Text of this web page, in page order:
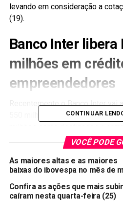
levando em consideração a
(19).
Banco Inter libera
milhões em
empreendedores
Recentemente oBancoInter vai
550 milhões para
antecipar recebíveis no cartão
milhões serão para linha de
médios varejistas que atuam nos
BRMalls( BRML3).
Você pode se interessar:Ações
CONTINUAR
VOCÊ PODE
As maiores altas e as maiores
baixas do ibovespa no mês de
Confira as ações que mais
caíram nesta quarta-feira (25)